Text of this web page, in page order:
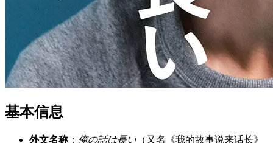
基本信息
外文名称： 俺の話は長い （又名《我的故事说来话长》